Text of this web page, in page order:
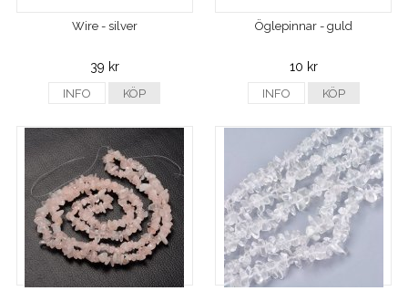
Wire - silver
39 kr
INFO KÖP
Öglepinnar - guld
10 kr
INFO KÖP